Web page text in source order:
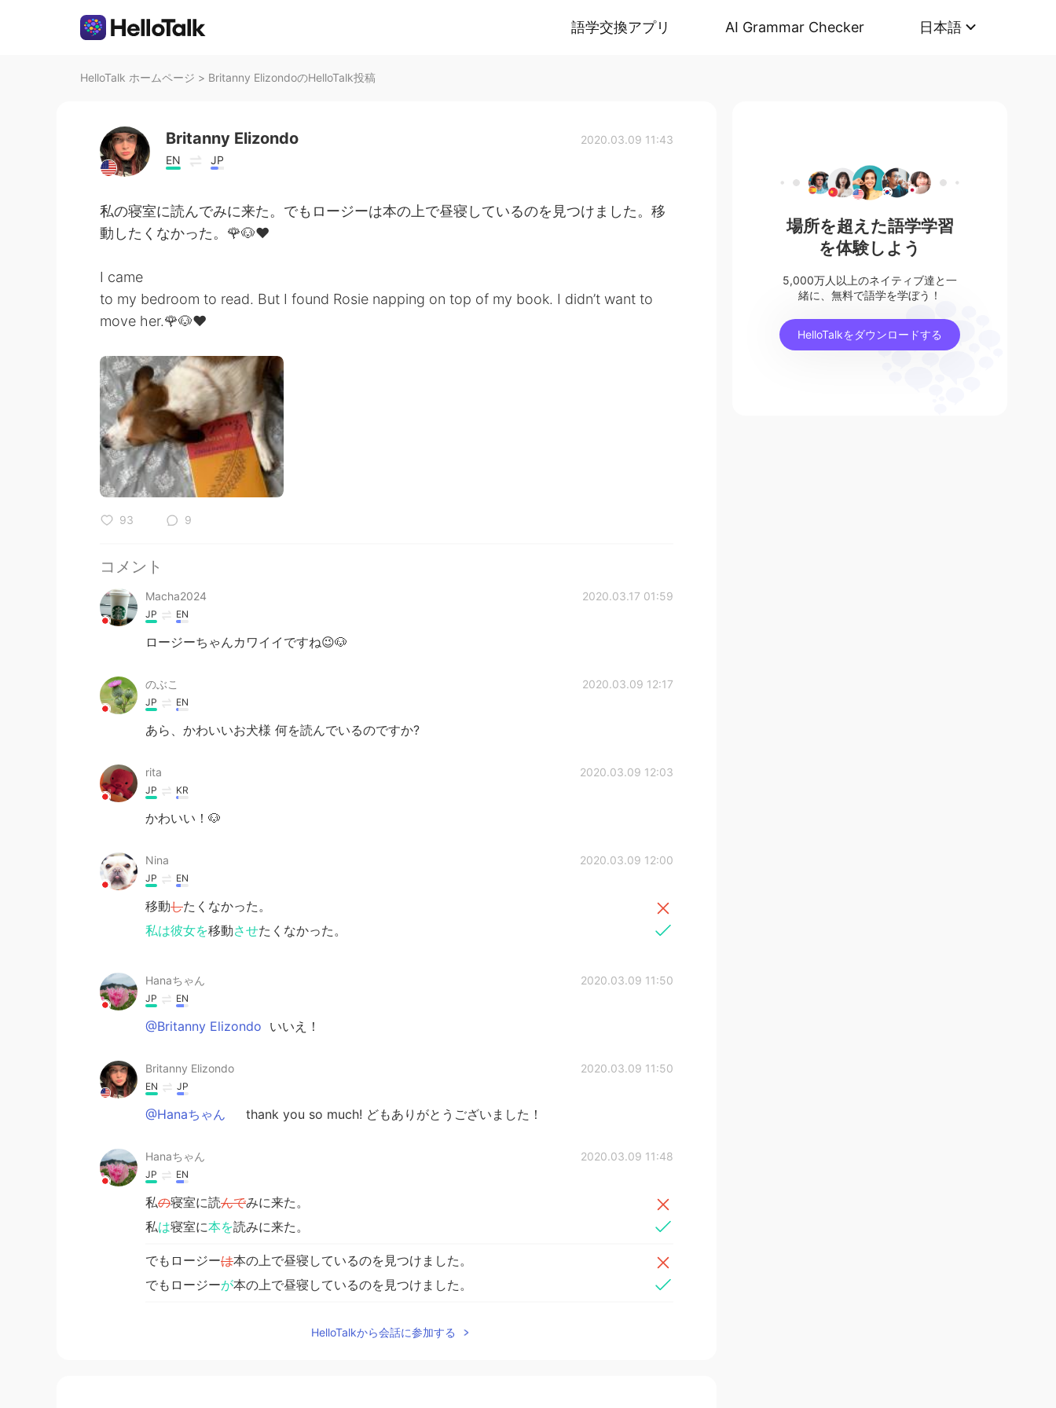
語学交換アプリ AI Grammar Checker 日本語
HelloTalk ホームページ > Britanny ElizondoのHelloTalk投稿
Britanny Elizondo
EN JP
2020.03.09 11:43
私の寝室に読んでみに来た。でもロージーは本の上で昼寝しているのを見つけました。移
動したくなかった。🌹🐶❤️
I came
to my bedroom to read. But I found Rosie napping on top of my book. I didn’t want to
move her.🌹🐶❤️
93 9
コメント
Macha2024 2020.03.17 01:59
JP EN
ロージーちゃんカワイイですね😉🐶
のぶこ 2020.03.09 12:17
JP EN
あら、かわいいお犬様 何を読んでいるのですか?
rita 2020.03.09 12:03
JP KR
かわいい！🐶
Nina 2020.03.09 12:00
JP EN
移動したくなかった。
私は彼女を移動させたくなかった。
Hanaちゃん 2020.03.09 11:50
JP EN
@Britanny Elizondo いいえ！
Britanny Elizondo 2020.03.09 11:50
EN JP
@Hanaちゃん thank you so much! どもありがとうございました！
Hanaちゃん 2020.03.09 11:48
JP EN
私の寝室に読んでみに来た。
私は寝室に本を読みに来た。
でもロージーは本の上で昼寝しているのを見つけました。
でもロージーが本の上で昼寝しているのを見つけました。
したくなかった。
HelloTalkから会話に参加する
場所を超えた語学学習
を体験しよう
5,000万人以上のネイティブ達と一
緒に、無料で語学を学ぼう！
HelloTalkをダウンロードする